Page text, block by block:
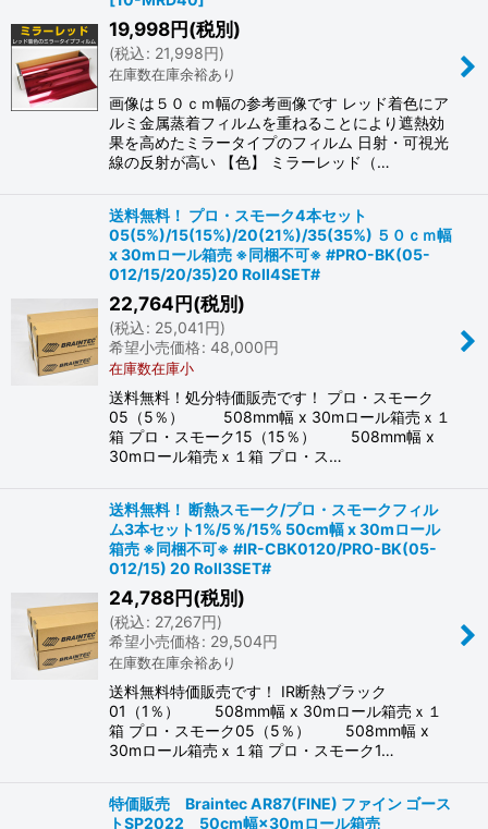
19,998円(税別)
(税込: 21,998円)
在庫数在庫余裕あり
画像は５０ｃｍ幅の参考画像です レッド着色にア
ルミ金属蒸着フィルムを重ねることにより遮熱効
果を高めたミラータイプのフィルム 日射・可視光
線の反射が高い 【色】 ミラーレッド（…
送料無料！ プロ・スモーク4本セット
05(5%)/15(15%)/20(21%)/35(35%) ５０ｃｍ幅
x 30mロール箱売 ※同梱不可※ #PRO-BK(05-
012/15/20/35)20 Roll4SET#
22,764円(税別)
(税込: 25,041円)
希望小売価格: 48,000円
在庫数在庫小
送料無料！処分特価販売です！ プロ・スモーク
05（5％） 508mm幅 x 30mロール箱売ｘ１
箱 プロ・スモーク15（15％） 508mm幅 x
30mロール箱売ｘ１箱 プロ・ス…
送料無料！ 断熱スモーク/プロ・スモークフィル
ム3本セット1%/5％/15% 50cm幅 x 30mロール
箱売 ※同梱不可※ #IR-CBK0120/PRO-BK(05-
012/15) 20 Roll3SET#
24,788円(税別)
(税込: 27,267円)
希望小売価格: 29,504円
在庫数在庫余裕あり
送料無料特価販売です！ IR断熱ブラック
01（1％） 508mm幅 x 30mロール箱売ｘ１
箱 プロ・スモーク05（5％） 508mm幅 x
30mロール箱売ｘ１箱 プロ・スモーク1…
特価販売 Braintec AR87(FINE) ファイン ゴース
トSP2022 50cm幅×30mロール箱売